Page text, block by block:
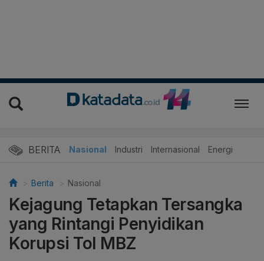
BERITA Nasional Industri Internasional Energi
Berita Nasional
Kejagung Tetapkan Tersangka
yang Rintangi Penyidikan
Korupsi Tol MBZ